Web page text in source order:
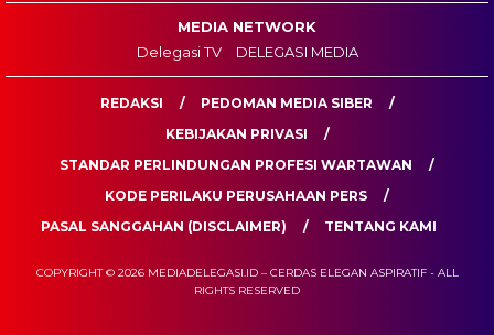
MEDIA NETWORK
Delegasi TV
DELEGASI MEDIA
REDAKSI
PEDOMAN MEDIA SIBER
KEBIJAKAN PRIVASI
STANDAR PERLINDUNGAN PROFESI WARTAWAN
KODE PERILAKU PERUSAHAAN PERS
PASAL SANGGAHAN (DISCLAIMER)
TENTANG KAMI
COPYRIGHT © 2026 MEDIADELEGASI.ID – CERDAS ELEGAN ASPIRATIF - ALL
RIGHTS RESERVED